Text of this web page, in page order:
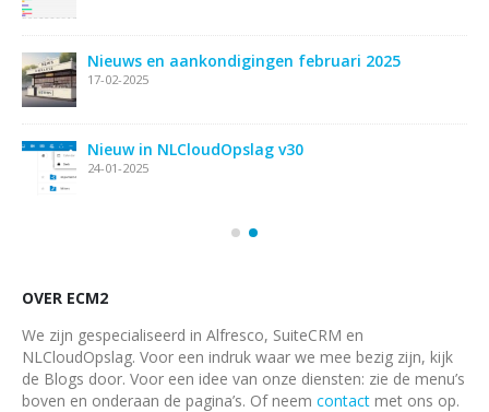
Nieuws en aankondigingen februari 2025
17-02-2025
Nieuw in NLCloudOpslag v30
24-01-2025
OVER ECM2
We zijn gespecialiseerd in Alfresco, SuiteCRM en
NLCloudOpslag. Voor een indruk waar we mee bezig zijn, kijk
de Blogs door. Voor een idee van onze diensten: zie de menu’s
boven en onderaan de pagina’s. Of neem contact met ons op.